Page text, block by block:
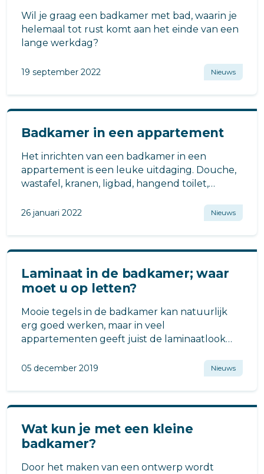
Wil je graag een badkamer met bad, waarin je
helemaal tot rust komt aan het einde van een
lange werkdag?
19 september 2022 Nieuws
Badkamer in een appartement
Het inrichten van een badkamer in een
appartement is een leuke uitdaging. Douche,
wastafel, kranen, ligbad, hangend toilet,
de kleinste ruimtes.
26 januari 2022 Nieuws
Laminaat in de badkamer; waar
moet u op letten?
Mooie tegels in de badkamer kan natuurlijk
erg goed werken, maar in veel
appartementen geeft juist de laminaatlook
en luxe.
05 december 2019 Nieuws
Wat kun je met een kleine
badkamer?
Door het maken van een ontwerp wordt